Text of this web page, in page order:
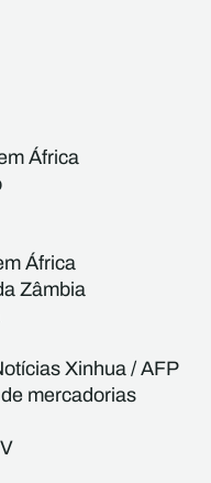
África
África
Zâmbia
Xinhua / AFP
mercadorias